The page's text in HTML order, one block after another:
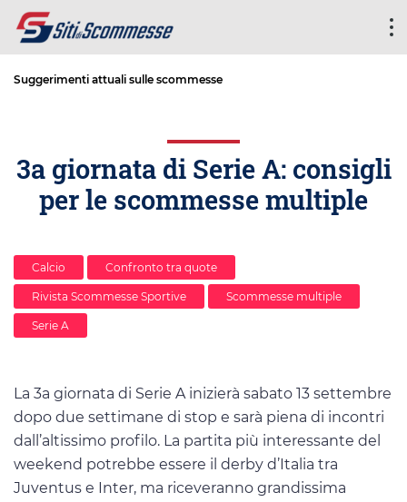
Suggerimenti attuali sulle scommesse
3a giornata di Serie A: consigli
per le scommesse multiple
Calcio Confronto tra quote
Rivista Scommesse Sportive Scommesse multiple
Serie A
La 3a giornata di Serie A inizierà sabato 13 settembre
dopo due settimane di stop e sarà piena di incontri
dall’altissimo profilo. La partita più interessante del
weekend potrebbe essere il derby d’Italia tra
Juventus e Inter, ma riceveranno grandissima